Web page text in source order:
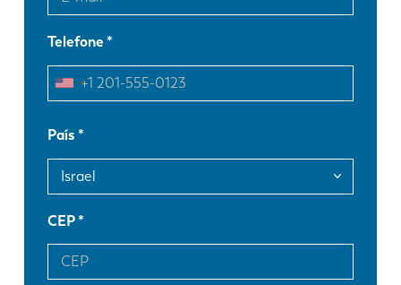
Telefone
País
CEP
EN NL
FR EN-US
DE
ES PT-PT